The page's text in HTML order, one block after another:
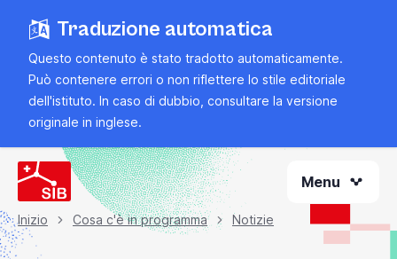
contenuto
principale
Traduzione automatica
Questo contenuto è stato tradotto automaticamente.
Può contenere errori o non riflettere lo stile editoriale
dell'istituto. In caso di dubbio, consultare la versione
originale in inglese.
Menu
Briciola
Inizio Cosa c'è in programma Notizie